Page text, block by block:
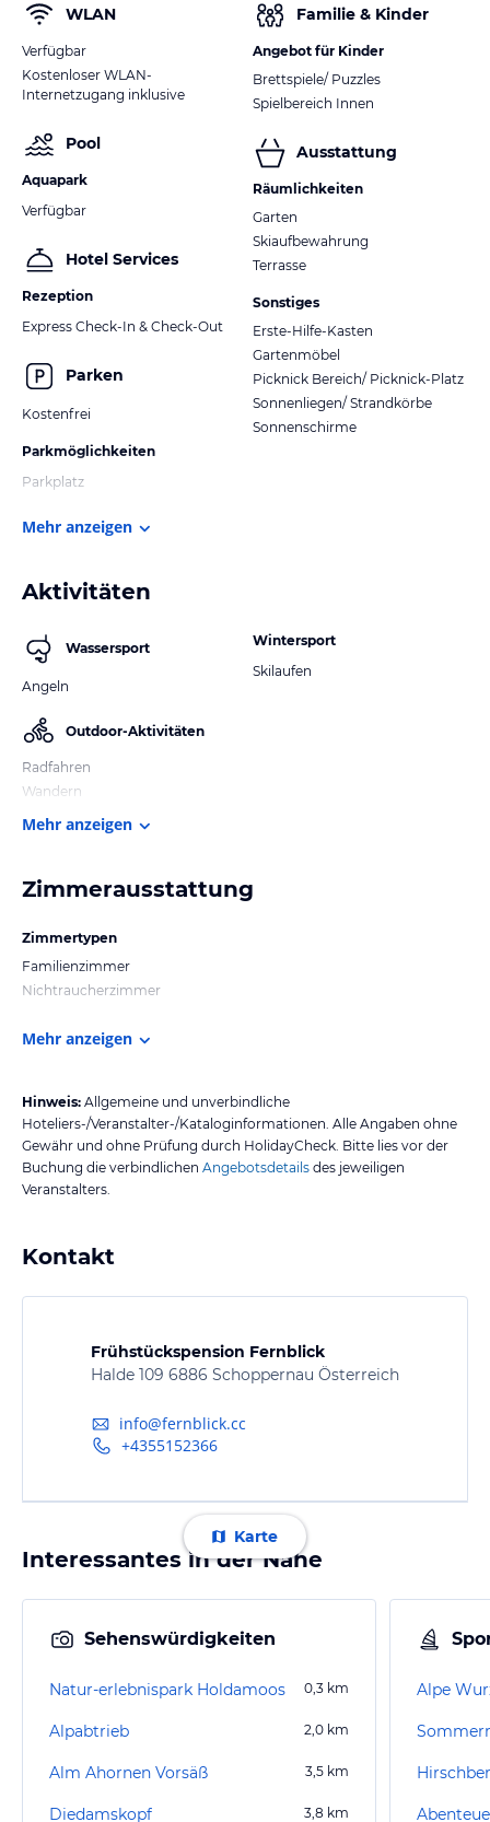
WLAN
Verfügbar
Kostenloser WLAN-
Internetzugang inklusive
Pool
Aquapark
Verfügbar
Hotel Services
Rezeption
Express Check-In & Check-Out
Parken
Kostenfrei
Parkmöglichkeiten
Parkplatz
Familie & Kinder
Angebot für Kinder
Brettspiele/ Puzzles
Spielbereich Innen
Ausstattung
Räumlichkeiten
Garten
Skiaufbewahrung
Terrasse
Sonstiges
Erste-Hilfe-Kasten
Gartenmöbel
Picknick Bereich/ Picknick-Platz
Sonnenliegen/ Strandkörbe
Sonnenschirme
Mehr anzeigen
Aktivitäten
Wassersport
Angeln
Outdoor-Aktivitäten
Radfahren
Wandern
Wintersport
Skilaufen
Mehr anzeigen
Zimmerausstattung
Zimmertypen
Familienzimmer
Nichtraucherzimmer
Mehr anzeigen
Hinweis: Allgemeine und unverbindliche
Hoteliers-/Veranstalter-/Kataloginformationen. Alle Angaben ohne
Gewähr und ohne Prüfung durch HolidayCheck. Bitte lies vor der
Buchung die verbindlichen Angebotsdetails des jeweiligen
Veranstalters.
Kontakt
Frühstückspension Fernblick
Halde 109 6886 Schoppernau Österreich
info@fernblick.cc
+4355152366
Karte
Interessantes in der Nähe
Sehenswürdigkeiten
Natur-erlebnispark Holdamoos 0,3 km
Alpabtrieb 2,0 km
Alm Ahornen Vorsäß 3,5 km
Diedamskopf 3,8 km
Alpe